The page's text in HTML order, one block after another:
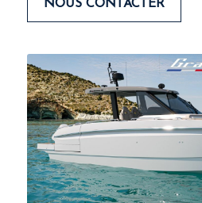
NOUS CONTACTER